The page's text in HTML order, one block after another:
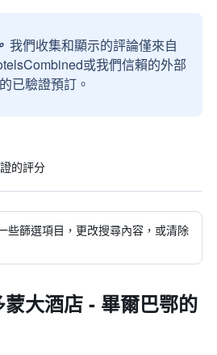
我們收集和顯示的評論僅來自
或我們信賴的外部
已驗證預訂。
的評分
些篩選項目，更改搜尋內容，或清除
大酒店 - 畢爾巴鄂的